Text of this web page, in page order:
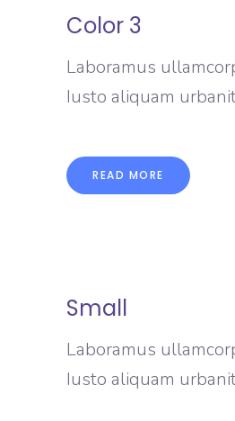
Color 3
Laboramus
Iusto aliquam
READ MORE
Small
Laboramus
Iusto aliquam